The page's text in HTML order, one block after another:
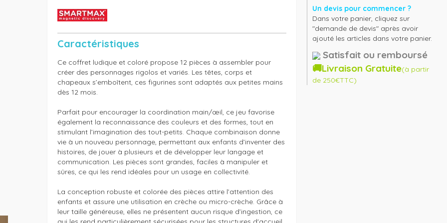
Caractéristiques
Ce coffret ludique et coloré propose 12 pièces à assembler pour
créer des personnages rigolos et variés. Les têtes, corps et
chapeaux s’emboîtent, ces figurines sont adaptés aux petites mains
dès 12 mois.
Parfait pour encourager la coordination main/œil, ce jeu favorise
également la reconnaissance des couleurs et des formes, tout en
stimulant l’imagination des tout-petits. Chaque combinaison donne
vie à un nouveau personnage, permettant aux enfants d’inventer des
histoires, de jouer à plusieurs et de développer leur langage et
communication. Les pièces sont grandes, faciles à manipuler et
sûres, ce qui les rend idéales pour un usage en collectivité.
La conception robuste et colorée des pièces attire l’attention des
enfants et assure une utilisation en crèche ou micro-crèche. Grâce à
leur taille généreuse, elles ne présentent aucun risque d’ingestion, ce
Un devis pour commencer ?
Dans votre panier, cliquez sur
"demande de devis" après avoir
ajouté les articles dans votre panier.
Satisfait ou remboursé
🚚Livraison Gratuite(à partir
de 250€TTC)